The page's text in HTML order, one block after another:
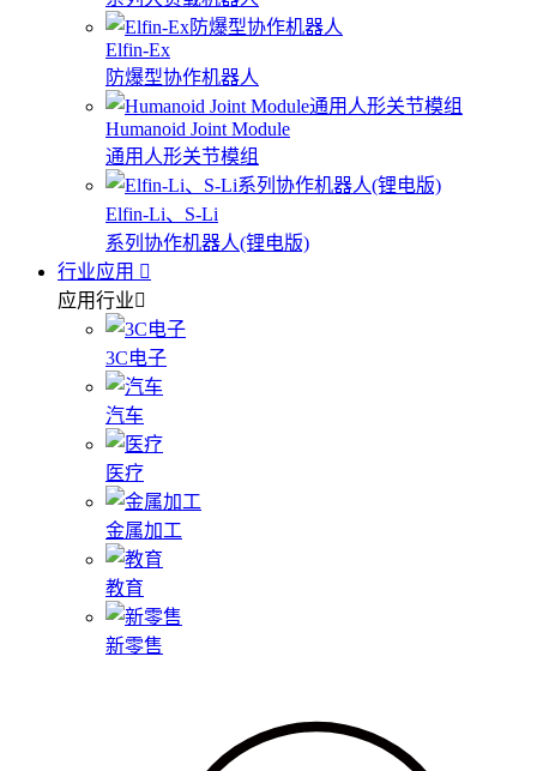
Elfin-Ex
防爆型协作机器人
Humanoid Joint Module
通用人形关节模组
Elfin-Li、S-Li
系列协作机器人(锂电版)
行业应用
应用行业
3C电子
汽车
医疗
金属加工
教育
新零售